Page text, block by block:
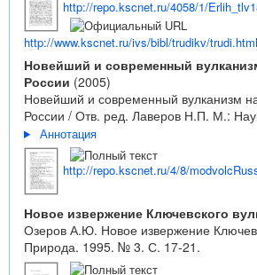
http://repo.kscnet.ru/4058/1/
http://www.kscnet.ru/ivs/bibl/trudikv/trudi.html
Новейший и современный
России (2005)
Новейший и современный вулканизм
России / Отв. ред. Лаверов Н.П. М.:
Аннотация
http://repo.kscnet.ru/4/8/
Новое извержение Ключевского
Озеров А.Ю. Новое извержение
Природа. 1995. № 3. С. 17-21.